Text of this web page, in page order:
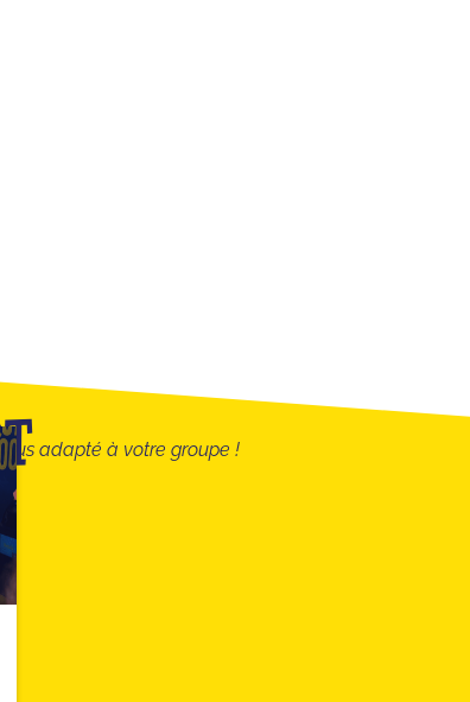
adapté à votre groupe !